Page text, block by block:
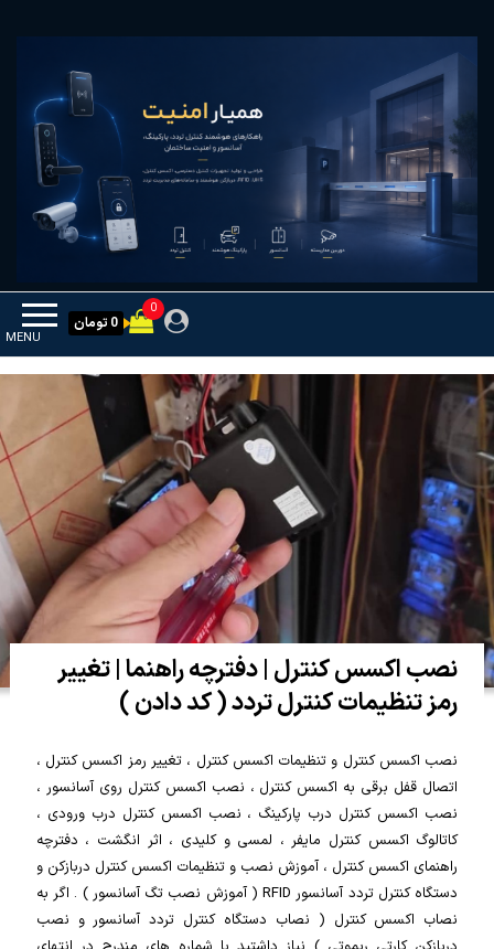
MENU
0
0 تومان
نصب اکسس کنترل | دفترچه راهنما | تغییر
رمز تنظیمات کنترل تردد ( کد دادن )
نصب اکسس کنترل و تنظیمات اکسس کنترل ، تغییر رمز اکسس کنترل ،
اتصال قفل برقی به اکسس کنترل ، نصب اکسس کنترل روی آسانسور ،
نصب اکسس کنترل درب پارکینگ ، نصب اکسس کنترل درب ورودی ،
کاتالوگ اکسس کنترل مایفر ، لمسی و کلیدی ، اثر انگشت ، دفترچه
راهنمای اکسس کنترل ، آموزش نصب و تنظیمات اکسس کنترل دربازکن و
دستگاه کنترل تردد آسانسور RFID ( آموزش نصب تگ آسانسور ) . اگر به
نصاب اکسس کنترل ( نصاب دستگاه کنترل تردد آسانسور و نصب